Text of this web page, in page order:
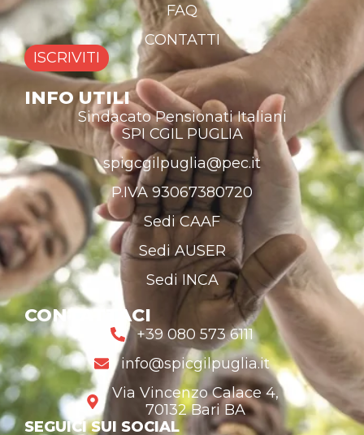
FAQ
CONTATTI
ISCRIVITI
INFO UTILI
Sindacato Pensionati Italiani
SPI CGIL PUGLIA
spigcgilpuglia@pec.it
P.IVA 93067380720
Sedi CAAF
Sedi AUSER
Sedi INCA
CONTATTACI
+39 080 573 6111
info@spicgilpuglia.it
Via Vincenzo Calace 4,
70132 Bari BA
SEGUICI SUI SOCIAL